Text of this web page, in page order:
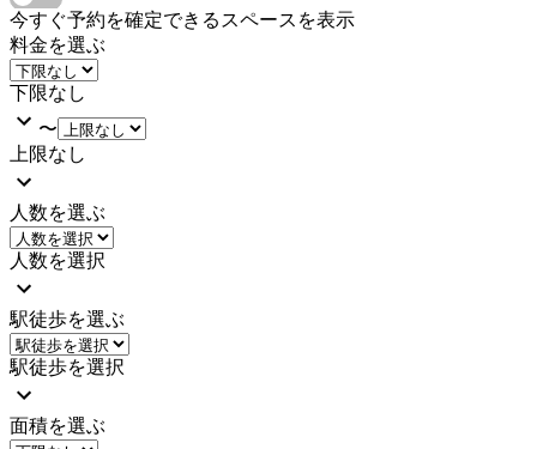
今すぐ予約を確定できるスペースを表示
料金を選ぶ
下限なし
〜
上限なし
人数を選ぶ
人数を選択
駅徒歩を選ぶ
駅徒歩を選択
面積を選ぶ